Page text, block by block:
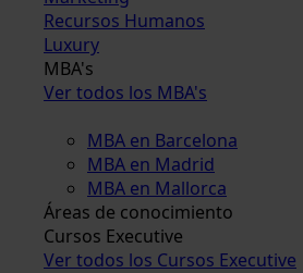
Recursos Humanos
Luxury
MBA's
Ver todos los MBA's
MBA en Barcelona
MBA en Madrid
MBA en Mallorca
Áreas de conocimiento
Cursos Executive
Ver todos los Cursos Executive